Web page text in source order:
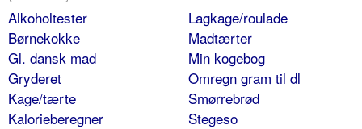
Alkoholtester
Børnekokke
Gl. dansk mad
Gryderet
Kage/tærte
Kalorieberegner
Lagkage/roulade
Madtærter
Min kogebog
Omregn gram til dl
Smørrebrød
Stegeso